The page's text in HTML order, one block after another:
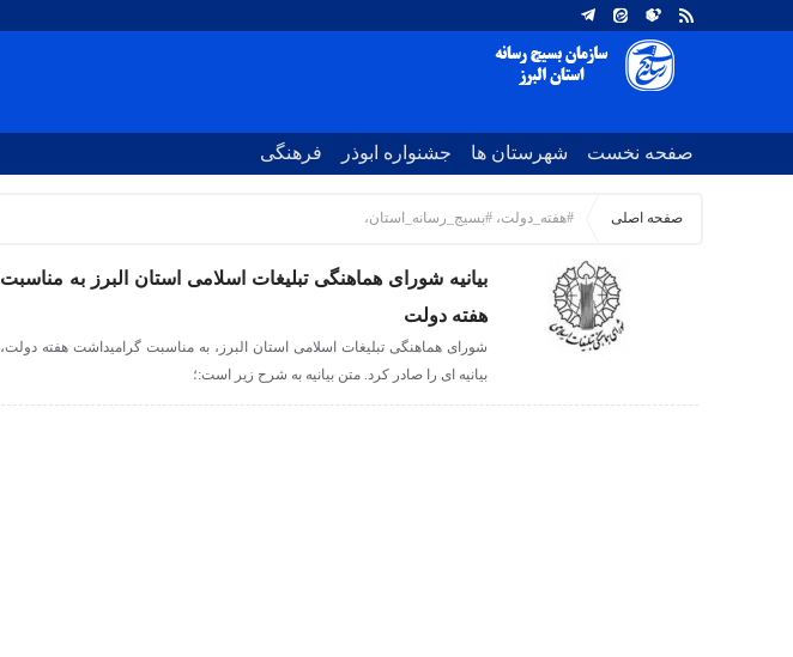
صفحه نخست شهرستان ها جشنواره ابوذر فرهنگی
صفحه اصلی #هفته_دولت، #بسیج_رسانه_استان،
بیانیه شورای هماهنگی تبلیغات اسلامی استان البرز به مناسبت
هفته دولت
شورای هماهنگی تبلیغات اسلامی استان البرز، به مناسبت گرامیداشت هفته دولت،
بیانیه ای را صادر کرد. متن بیانیه به شرح زیر است:؛